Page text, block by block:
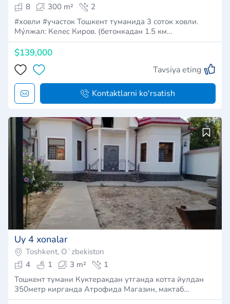
8
300 m²
2
#ховли #участок Тошкент туманида 3 соток ховли.
Му́лжал: Келес Киров. (бетонкадан 1.5 км…
$139,000
Tavsiya eting
Kontaktlarni ko'rsatish
Uy 4 xonalar
Toshkent, Oʻzbekiston
4
1 3 m²
1
Тошкент тумани Куктеракдан утганда котта йулдан
350метр кирганда Атрофида Магазин, мактаб…